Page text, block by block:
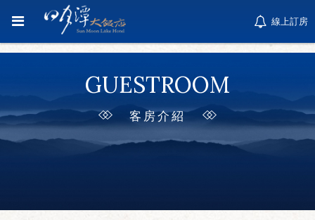
線上訂房
GUESTROOM
客房介紹